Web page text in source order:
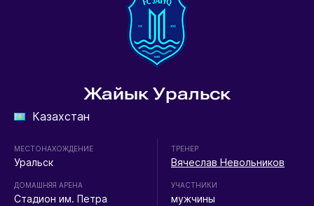
Жайык Уральск
Казахстан
МЕСТОНАХОЖДЕНИЕ
Уральск
ДОМАШНЯЯ АРЕНА
Стадион им. Петра
ТРЕНЕР
Вячеслав Невольников
УЧАСТНИКИ
мужчины